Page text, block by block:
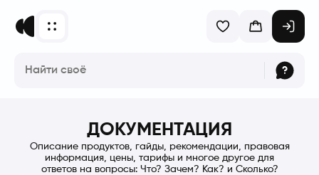
ДОКУМЕНТАЦИЯ
Описание продуктов, гайды, рекомендации, правовая
информация, цены, тарифы и многое другое для
ответов на вопросы: Что? Зачем? Как? и Сколько?